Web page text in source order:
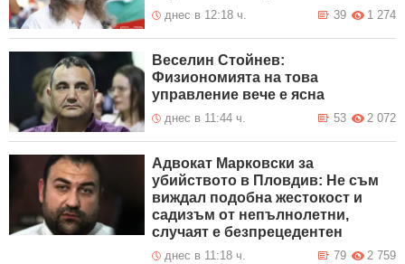
днес в 12:18 ч. 1 274
39
Веселин Стойнев:
Физиономията на това
управление вече е ясна
днес в 11:44 ч. 2 072
53
Адвокат Марковски за
убийството в Пловдив: Не съм
виждал подобна жестокост и
садизъм от непълнолетни,
случаят е безпрецедентен
днес в 11:18 ч. 2 759
79